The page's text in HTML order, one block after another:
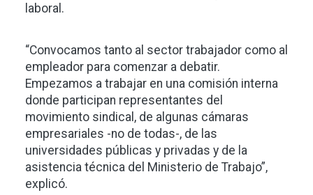
laboral.
“Convocamos tanto al sector trabajador como al
empleador para comenzar a debatir.
Empezamos a trabajar en una comisión interna
donde participan representantes del
movimiento sindical, de algunas cámaras
empresariales -no de todas-, de las
universidades públicas y privadas y de la
asistencia técnica del Ministerio de Trabajo”,
explicó.